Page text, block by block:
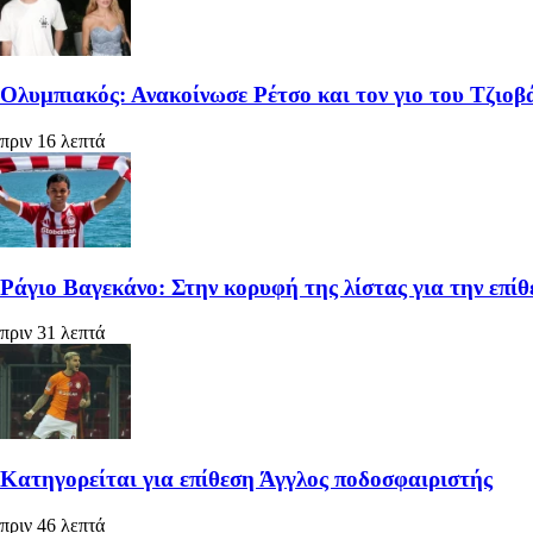
Ολυμπιακός: Ανακοίνωσε Ρέτσο και τον γιο του
πριν 16 λεπτά
Ράγιο Βαγεκάνο: Στην κορυφή της λίστας για την
πριν 31 λεπτά
Κατηγορείται για επίθεση Άγγλος ποδοσφαιριστής
πριν 46 λεπτά